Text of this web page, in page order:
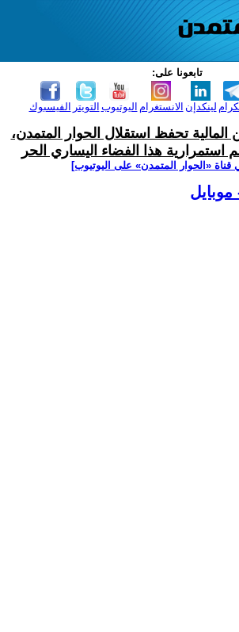
تابعونا على:
الفيسبوك التويتر اليوتيوب الانستغرام لينكدإن
المالية تحفظ استقلال الحوار المتمدن،
هذا الفضاء اليساري الحر
‫«الحوار المتمدن» على اليوتيوب]
موبايل